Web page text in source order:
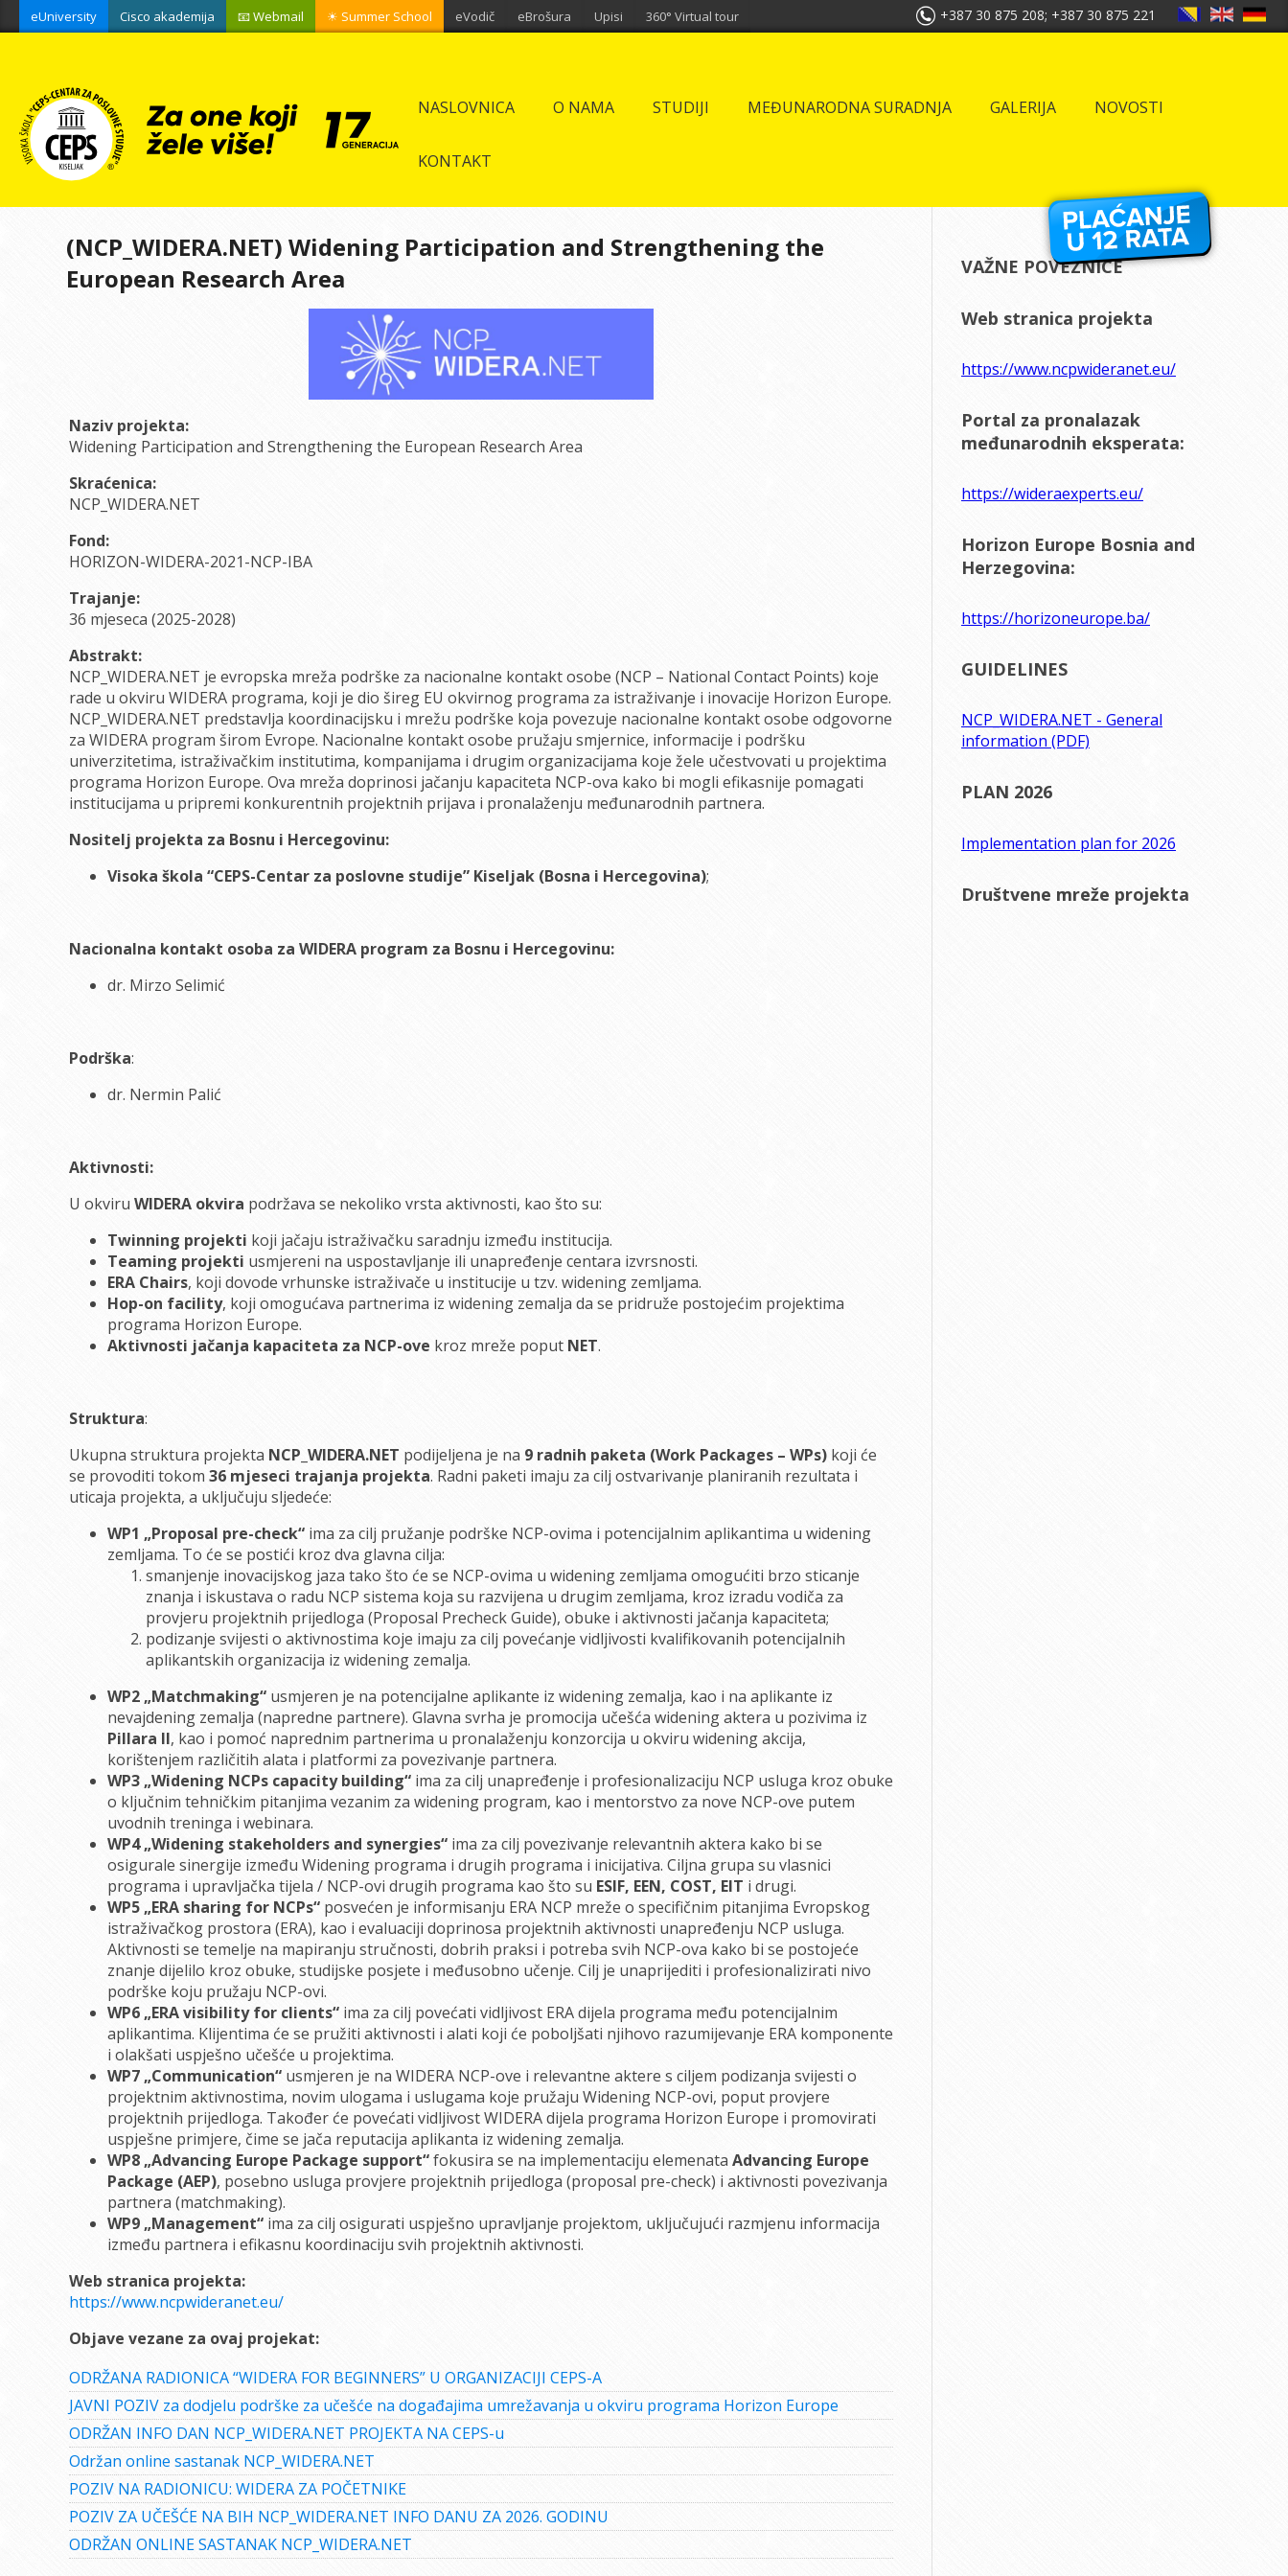
eUniversity Cisco akademija 📧 Webmail ☀ Summer School eVodič eBrošura Upisi 360° Virtual tour +387 30 875 208; +387 30 875 221
NASLOVNICA O NAMA STUDIJI MEĐUNARODNA SURADNJA GALERIJA NOVOSTI
KONTAKT
(NCP_WIDERA.NET) Widening Participation and Strengthening the
European Research Area
Naziv projekta:
Widening Participation and Strengthening the European Research Area
Skraćenica:
NCP_WIDERA.NET
Fond:
HORIZON-WIDERA-2021-NCP-IBA
Trajanje:
36 mjeseca (2025-2028)
Abstrakt:
NCP_WIDERA.NET je evropska mreža podrške za nacionalne kontakt osobe (NCP – National Contact Points) koje
rade u okviru WIDERA programa, koji je dio šireg EU okvirnog programa za istraživanje i inovacije Horizon Europe.
NCP_WIDERA.NET predstavlja koordinacijsku i mrežu podrške koja povezuje nacionalne kontakt osobe odgovorne
za WIDERA program širom Evrope. Nacionalne kontakt osobe pružaju smjernice, informacije i podršku
univerzitetima, istraživačkim institutima, kompanijama i drugim organizacijama koje žele učestvovati u projektima
programa Horizon Europe. Ova mreža doprinosi jačanju kapaciteta NCP-ova kako bi mogli efikasnije pomagati
institucijama u pripremi konkurentnih projektnih prijava i pronalaženju međunarodnih partnera.
Nositelj projekta za Bosnu i Hercegovinu:
Visoka škola “CEPS-Centar za poslovne studije” Kiseljak (Bosna i Hercegovina);
Nacionalna kontakt osoba za WIDERA program za Bosnu i Hercegovinu:
dr. Mirzo Selimić
Podrška:
dr. Nermin Palić
Aktivnosti:
U okviru WIDERA okvira podržava se nekoliko vrsta aktivnosti, kao što su:
Twinning projekti koji jačaju istraživačku saradnju između institucija.
Teaming projekti usmjereni na uspostavljanje ili unapređenje centara izvrsnosti.
ERA Chairs, koji dovode vrhunske istraživače u institucije u tzv. widening zemljama.
Hop-on facility, koji omogućava partnerima iz widening zemalja da se pridruže postojećim projektima
programa Horizon Europe.
Aktivnosti jačanja kapaciteta za NCP-ove kroz mreže poput NET.
Struktura:
Ukupna struktura projekta NCP_WIDERA.NET podijeljena je na 9 radnih paketa (Work Packages – WPs) koji će
se provoditi tokom 36 mjeseci trajanja projekta. Radni paketi imaju za cilj ostvarivanje planiranih rezultata i
uticaja projekta, a uključuju sljedeće:
WP1 „Proposal pre-check“ ima za cilj pružanje podrške NCP-ovima i potencijalnim aplikantima u widening
zemljama. To će se postići kroz dva glavna cilja:
smanjenje inovacijskog jaza tako što će se NCP-ovima u widening zemljama omogućiti brzo sticanje
znanja i iskustava o radu NCP sistema koja su razvijena u drugim zemljama, kroz izradu vodiča za
provjeru projektnih prijedloga (Proposal Precheck Guide), obuke i aktivnosti jačanja kapaciteta;
podizanje svijesti o aktivnostima koje imaju za cilj povećanje vidljivosti kvalifikovanih potencijalnih
aplikantskih organizacija iz widening zemalja.
WP2 „Matchmaking“ usmjeren je na potencijalne aplikante iz widening zemalja, kao i na aplikante iz
nevajdening zemalja (napredne partnere). Glavna svrha je promocija učešća widening aktera u pozivima iz
Pillara II, kao i pomoć naprednim partnerima u pronalaženju konzorcija u okviru widening akcija,
korištenjem različitih alata i platformi za povezivanje partnera.
WP3 „Widening NCPs capacity building“ ima za cilj unapređenje i profesionalizaciju NCP usluga kroz obuke
o ključnim tehničkim pitanjima vezanim za widening program, kao i mentorstvo za nove NCP-ove putem
uvodnih treninga i webinara.
WP4 „Widening stakeholders and synergies“ ima za cilj povezivanje relevantnih aktera kako bi se
osigurale sinergije između Widening programa i drugih programa i inicijativa. Ciljna grupa su vlasnici
programa i upravljačka tijela / NCP-ovi drugih programa kao što su ESIF, EEN, COST, EIT i drugi.
WP5 „ERA sharing for NCPs“ posvećen je informisanju ERA NCP mreže o specifičnim pitanjima Evropskog
istraživačkog prostora (ERA), kao i evaluaciji doprinosa projektnih aktivnosti unapređenju NCP usluga.
Aktivnosti se temelje na mapiranju stručnosti, dobrih praksi i potreba svih NCP-ova kako bi se postojeće
znanje dijelilo kroz obuke, studijske posjete i međusobno učenje. Cilj je unaprijediti i profesionalizirati nivo
podrške koju pružaju NCP-ovi.
WP6 „ERA visibility for clients“ ima za cilj povećati vidljivost ERA dijela programa među potencijalnim
aplikantima. Klijentima će se pružiti aktivnosti i alati koji će poboljšati njihovo razumijevanje ERA komponente
i olakšati uspješno učešće u projektima.
WP7 „Communication“ usmjeren je na WIDERA NCP-ove i relevantne aktere s ciljem podizanja svijesti o
projektnim aktivnostima, novim ulogama i uslugama koje pružaju Widening NCP-ovi, poput provjere
projektnih prijedloga. Također će povećati vidljivost WIDERA dijela programa Horizon Europe i promovirati
uspješne primjere, čime se jača reputacija aplikanta iz widening zemalja.
WP8 „Advancing Europe Package support“fokusira se na implementaciju elemenata Advancing Europe
Package (AEP), posebno usluga provjere projektnih prijedloga (proposal pre-check) i aktivnosti povezivanja
partnera (matchmaking).
WP9 „Management“ ima za cilj osigurati uspješno upravljanje projektom, uključujući razmjenu informacija
između partnera i efikasnu koordinaciju svih projektnih aktivnosti.
Web stranica projekta:
https://www.ncpwideranet.eu/
Objave vezane za ovaj projekat:
ODRŽANA RADIONICA “WIDERA FOR BEGINNERS” U ORGANIZACIJI CEPS-A
JAVNI POZIV za dodjelu podrške za učešće na događajima umrežavanja u okviru programa Horizon Europe
ODRŽAN INFO DAN NCP_WIDERA.NET PROJEKTA NA CEPS-u
Održan online sastanak NCP_WIDERA.NET
POZIV NA RADIONICU: WIDERA ZA POČETNIKE
POZIV ZA UČEŠĆE NA BIH NCP_WIDERA.NET INFO DANU ZA 2026. GODINU
ODRŽAN ONLINE SASTANAK NCP_WIDERA.NET
VAŽNE POVEZNICE
Web stranica projekta
https://www.ncpwideranet.eu/
Portal za pronalazak
međunarodnih eksperata:
https://wideraexperts.eu/
Horizon Europe Bosnia and
Herzegovina:
https://horizoneurope.ba/
GUIDELINES
NCP_WIDERA.NET - General
information (PDF)
PLAN 2026
Implementation plan for 2026
Društvene mreže projekta